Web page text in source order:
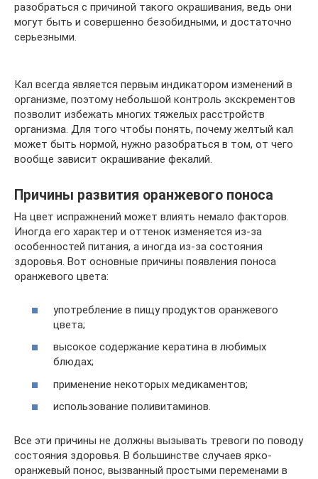
разобраться с причиной такого окрашивания, ведь они
могут быть и совершенно безобидными, и достаточно
серьезными.
Кал всегда является первым индикатором изменений в
организме, поэтому небольшой контроль экскрементов
позволит избежать многих тяжелых расстройств
организма. Для того чтобы понять, почему желтый кал
может быть нормой, нужно разобраться в том, от чего
вообще зависит окрашивание фекалий.
Причины развития оранжевого поноса
На цвет испражнений может влиять немало факторов.
Иногда его характер и оттенок изменяется из-за
особенностей питания, а иногда из-за состояния
здоровья. Вот основные причины появления поноса
оранжевого цвета:
употребление в пищу продуктов оранжевого
цвета;
высокое содержание кератина в любимых
блюдах;
применение некоторых медикаментов;
использование поливитаминов.
Все эти причины не должны вызывать тревоги по поводу
состояния здоровья. В большинстве случаев ярко-
оранжевый понос, вызванный простыми переменами в